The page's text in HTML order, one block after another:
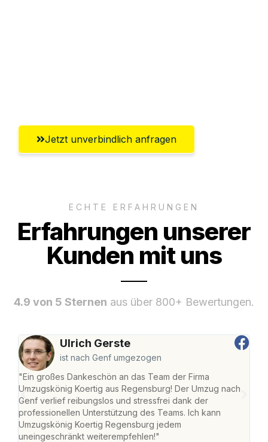
Jetzt unverbindlich anfragen
ECHTE ERFAHRUNGEN
Erfahrungen unserer
Kunden mit uns
4.9 von 5 Sternen aus über 800+ Bewertungen.
Ulrich Gerste
ist nach Genf umgezogen
"Ein großes Dankeschön an das Team der Firma
Umzugskönig Koertig aus Regensburg! Der Umzug nach
Genf verlief reibungslos und stressfrei dank der
professionellen Unterstützung des Teams. Ich kann
Umzugskönig Koertig Regensburg jedem
uneingeschränkt weiterempfehlen!"